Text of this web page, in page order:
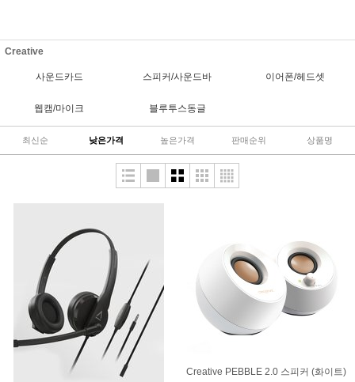
Creative
사운드카드 스피커/사운드바 이어폰/헤드셋
웹캠/마이크 블루투스동글
최신순 낮은가격 높은가격 판매순위 상품명
Creative PEBBLE 2.0 스피커 (화이트)